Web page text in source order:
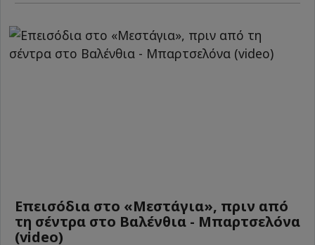
Επεισόδια στο «Μεστάγια», πριν από
τη σέντρα στο Βαλένθια - Μπαρτσελόνα
(video)